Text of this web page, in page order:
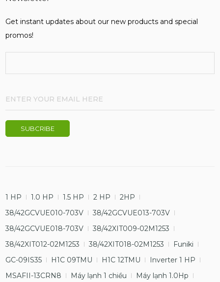
Get instant updates about our new products and special
promos!
1 HP 1.0 HP 1.5 HP 2 HP
2HP
38/42GCVUE010-703V
38/42GCVUE013-703V
38/42GCVUE018-703V
38/42XIT009-02M1253
38/42XIT012-02M1253
38/42XIT018-02M1253
Funiki
GC-09IS35
H1C 09TMU H1C 12TMU
Inverter 1 HP
MSAFII-13CRN8
Máy lạnh 1 chiều
Máy lạnh 1.0Hp